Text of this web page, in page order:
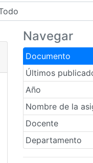
Navegar
Documento
Últimos
Año
Nombre de la
Docente
Departamento